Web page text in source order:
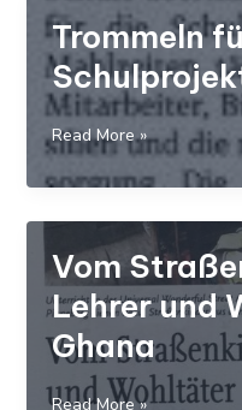
Trommeln
Trommeln
für
ein
Schulprojekt
Read More »
Vom
Lehrer und
Ghana
Vom
Read More »